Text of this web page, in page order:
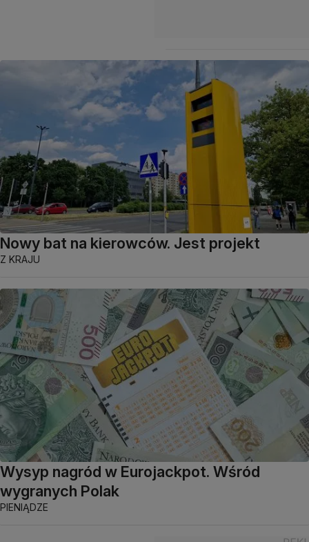
Nowy bat na kierowców. Jest projekt
Z KRAJU
Wysyp nagród w Eurojackpot. Wśród
wygranych Polak
PIENIĄDZE